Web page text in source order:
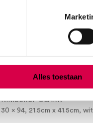
Alles toestaan
Kleenex
vouw, 21.5cm x
(30×94)
KIMBERLY-CLARK
30 x 94, 21.5cm x 41.5cm, wit